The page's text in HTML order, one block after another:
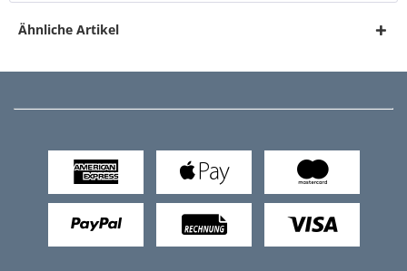
Ähnliche Artikel